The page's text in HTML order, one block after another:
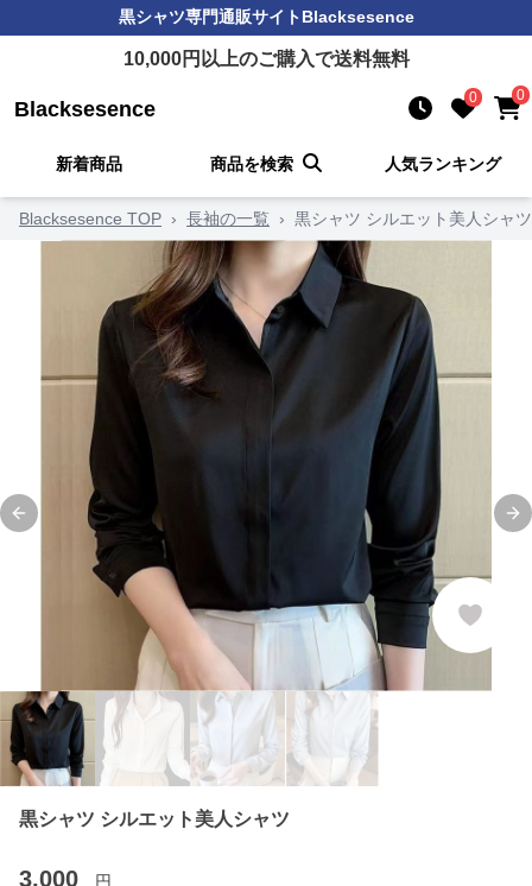
黒シャツ専門通販サイトBlacksesence
10,000円以上のご購入で送料無料
Blacksesence 0 0
新着商品 商品を検索 人気ランキング
Blacksesence TOP › 長袖の一覧 › 黒シャツ シルエット美人シャツ
Previous slide
黒シャツ シルエット美人シャツ
3,000 円